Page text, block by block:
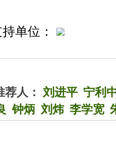
单位：
荐人： 刘进平 宁利
钟炳 刘炜 李学宽